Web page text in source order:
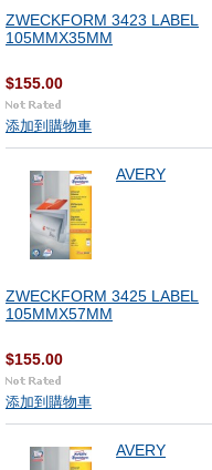
ZWECKFORM 3423 LABEL
105MMX35MM
$155.00
添加到購物車
AVERY
ZWECKFORM 3425 LABEL
105MMX57MM
$155.00
添加到購物車
AVERY